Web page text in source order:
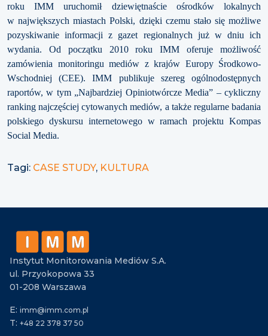
roku IMM uruchomił dziewiętnaście ośrodków lokalnych
w największych miastach Polski, dzięki czemu stało się możliwe
pozyskiwanie informacji z gazet regionalnych już w dniu ich
wydania. Od początku 2010 roku IMM oferuje możliwość
zamówienia monitoringu mediów z krajów Europy Środkowo-
Wschodniej (CEE). IMM publikuje szereg ogólnodostępnych
raportów, w tym „Najbardziej Opiniotwórcze Media” – cykliczny
ranking najczęściej cytowanych mediów, a także regularne badania
polskiego dyskursu internetowego w ramach projektu Kompas
Social Media.
Tagi: CASE STUDY, KULTURA
Instytut Monitorowania Mediów S.A.
ul. Przyokopowa 33
01-208 Warszawa
E: imm@imm.com.pl
T: +48 22 378 37 50